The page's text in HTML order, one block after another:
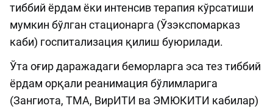
тиббий ёрдам ёки интенсив терапия кўрсатиши
мумкин бўлган стационарга (Ўзэкспомарказ
каби) госпитализация қилиш буюрилади.
Ўта оғир даражадаги беморларга эса тез тиббий
ёрдам орқали реанимация бўлимларига
(Зангиота, ТМА, ВирИТИ ва ЭМЮКИТИ кабилар)